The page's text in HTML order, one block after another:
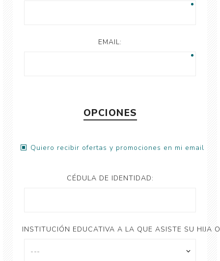
EMAIL:
OPCIONES
Quiero recibir ofertas y promociones en mi email
CÉDULA DE IDENTIDAD:
INSTITUCIÓN EDUCATIVA A LA QUE ASISTE SU HIJA